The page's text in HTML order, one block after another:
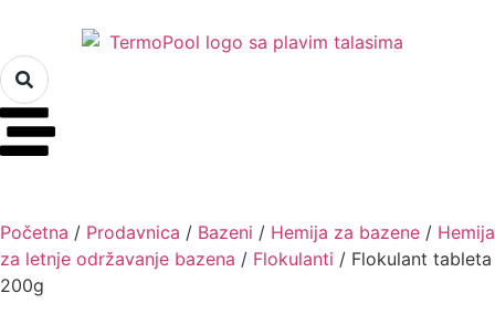
Početna / Prodavnica / Bazeni / Hemija za bazene / Hemija
za letnje održavanje bazena / Flokulanti / Flokulant tableta
200g